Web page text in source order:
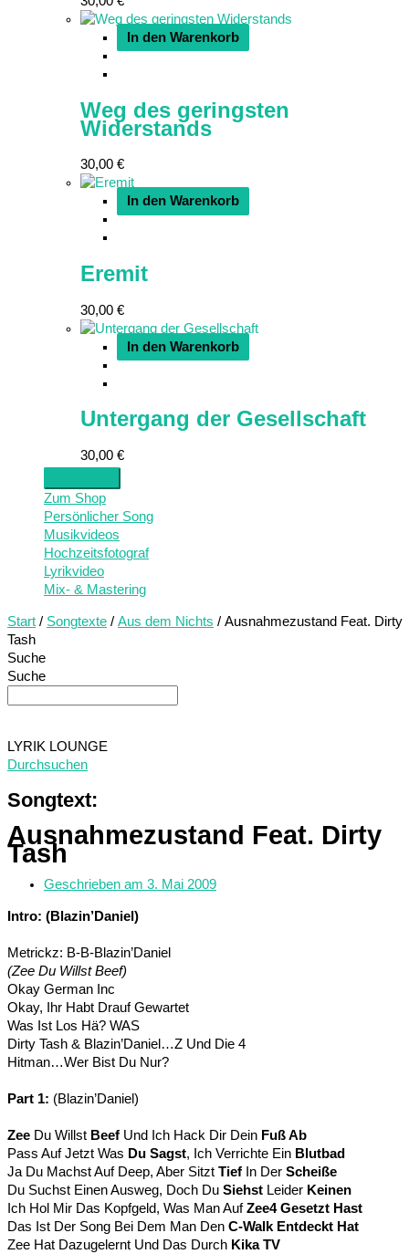
In den Warenkorb
Weg des geringsten
Widerstands
30,00 €
In den Warenkorb
Eremit
30,00 €
In den Warenkorb
Untergang der Gesellschaft
30,00 €
Zum Shop
Persönlicher Song
Musikvideos
Hochzeitsfotograf
Lyrikvideo
Mix- & Mastering
Start / Songtexte / Aus dem Nichts / Ausnahmezustand Feat. Dirty
Tash
Suche
Suche
LYRIK LOUNGE
Durchsuchen
Songtext:
Ausnahmezustand Feat. Dirty
Tash
Geschrieben am 3. Mai 2009
Intro: (Blazin’Daniel)
Metrickz: B-B-Blazin’Daniel
(Zee Du Willst Beef)
Okay German Inc
Okay, Ihr Habt Drauf Gewartet
Was Ist Los Hä? WAS
Dirty Tash & Blazin’Daniel…Z Und Die 4
Hitman…Wer Bist Du Nur?
Part 1: (Blazin’Daniel)
Zee Du Willst Beef Und Ich Hack Dir Dein Fuß Ab
Pass Auf Jetzt Was Du Sagst, Ich Verrichte Ein Blutbad
Ja Du Machst Auf Deep, Aber Sitzt Tief In Der Scheiße
Du Suchst Einen Ausweg, Doch Du Siehst Leider Keinen
Ich Hol Mir Das Kopfgeld, Was Man AufZee4 Gesetzt Hast
Das Ist Der Song Bei Dem Man Den C-Walk Entdeckt Hat
Zee Hat Dazugelernt Und Das Durch Kika TV